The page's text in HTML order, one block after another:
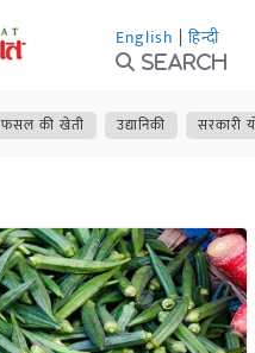
English | हिन्दी
Search
फसल की खेती उद्यानिकी सरकारी